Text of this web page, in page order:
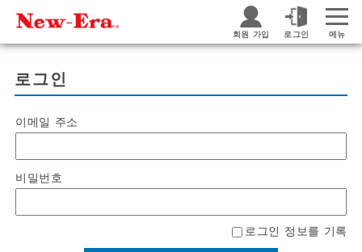
회원 가입 로그인 메뉴
로그인
이메일 주소
비밀번호
로그인 정보를 기록